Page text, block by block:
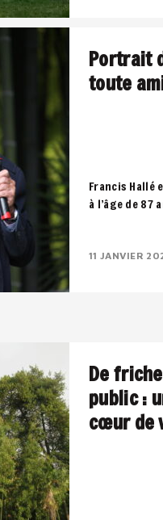
Portrait
toute
Francis Hallé
à l’âge de 87
11 JANVIER
De
public :
cœur de
Une